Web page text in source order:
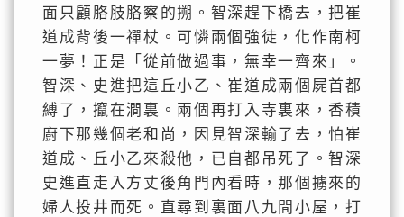
面只顧胳肢胳察的搠。智深趕下橋去，把崔
道成背後一禪杖。可憐兩個強徒，化作南柯
一夢！正是「從前做過事，無幸一齊來」。
智深、史進把這丘小乙、崔道成兩個屍首都
縛了，攛在澗裏。兩個再打入寺裏來，香積
廚下那幾個老和尚，因見智深輸了去，怕崔
道成、丘小乙來殺他，已自都吊死了。智深
史進直走入方丈後角門內看時，那個擄來的
婦人投井而死。直尋到裏面八九間小屋，打